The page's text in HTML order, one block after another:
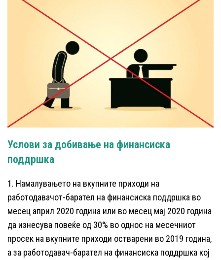
Услови за добивање на финансиска
поддршка
1. Намалувањето на вкупните приходи на
работодавачот-барател на финансиска поддршка во
месец април 2020 година или во месец мај 2020 година
да изнесува повеќе од 30% во однос на месечниот
просек на вкупните приходи остварени во 2019 година,
а за работодавач-барател на финансиска поддршка кој